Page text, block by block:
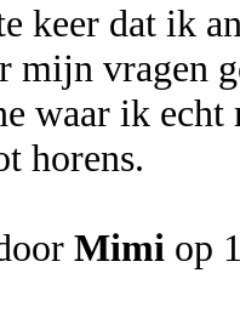
keer dat ik
mijn vragen
waar ik
horens.
Mimi op